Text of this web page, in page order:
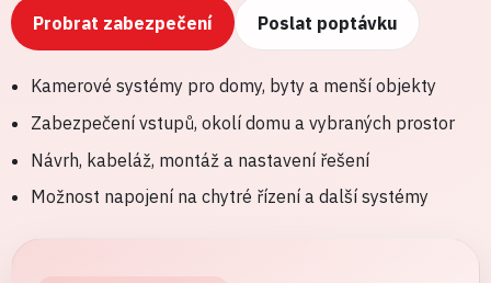
Probrat zabezpečení Poslat poptávku
Kamerové systémy pro domy, byty a menší objekty
Zabezpečení vstupů, okolí domu a vybraných prostor
Návrh, kabeláž, montáž a nastavení řešení
Možnost napojení na chytré řízení a další systémy